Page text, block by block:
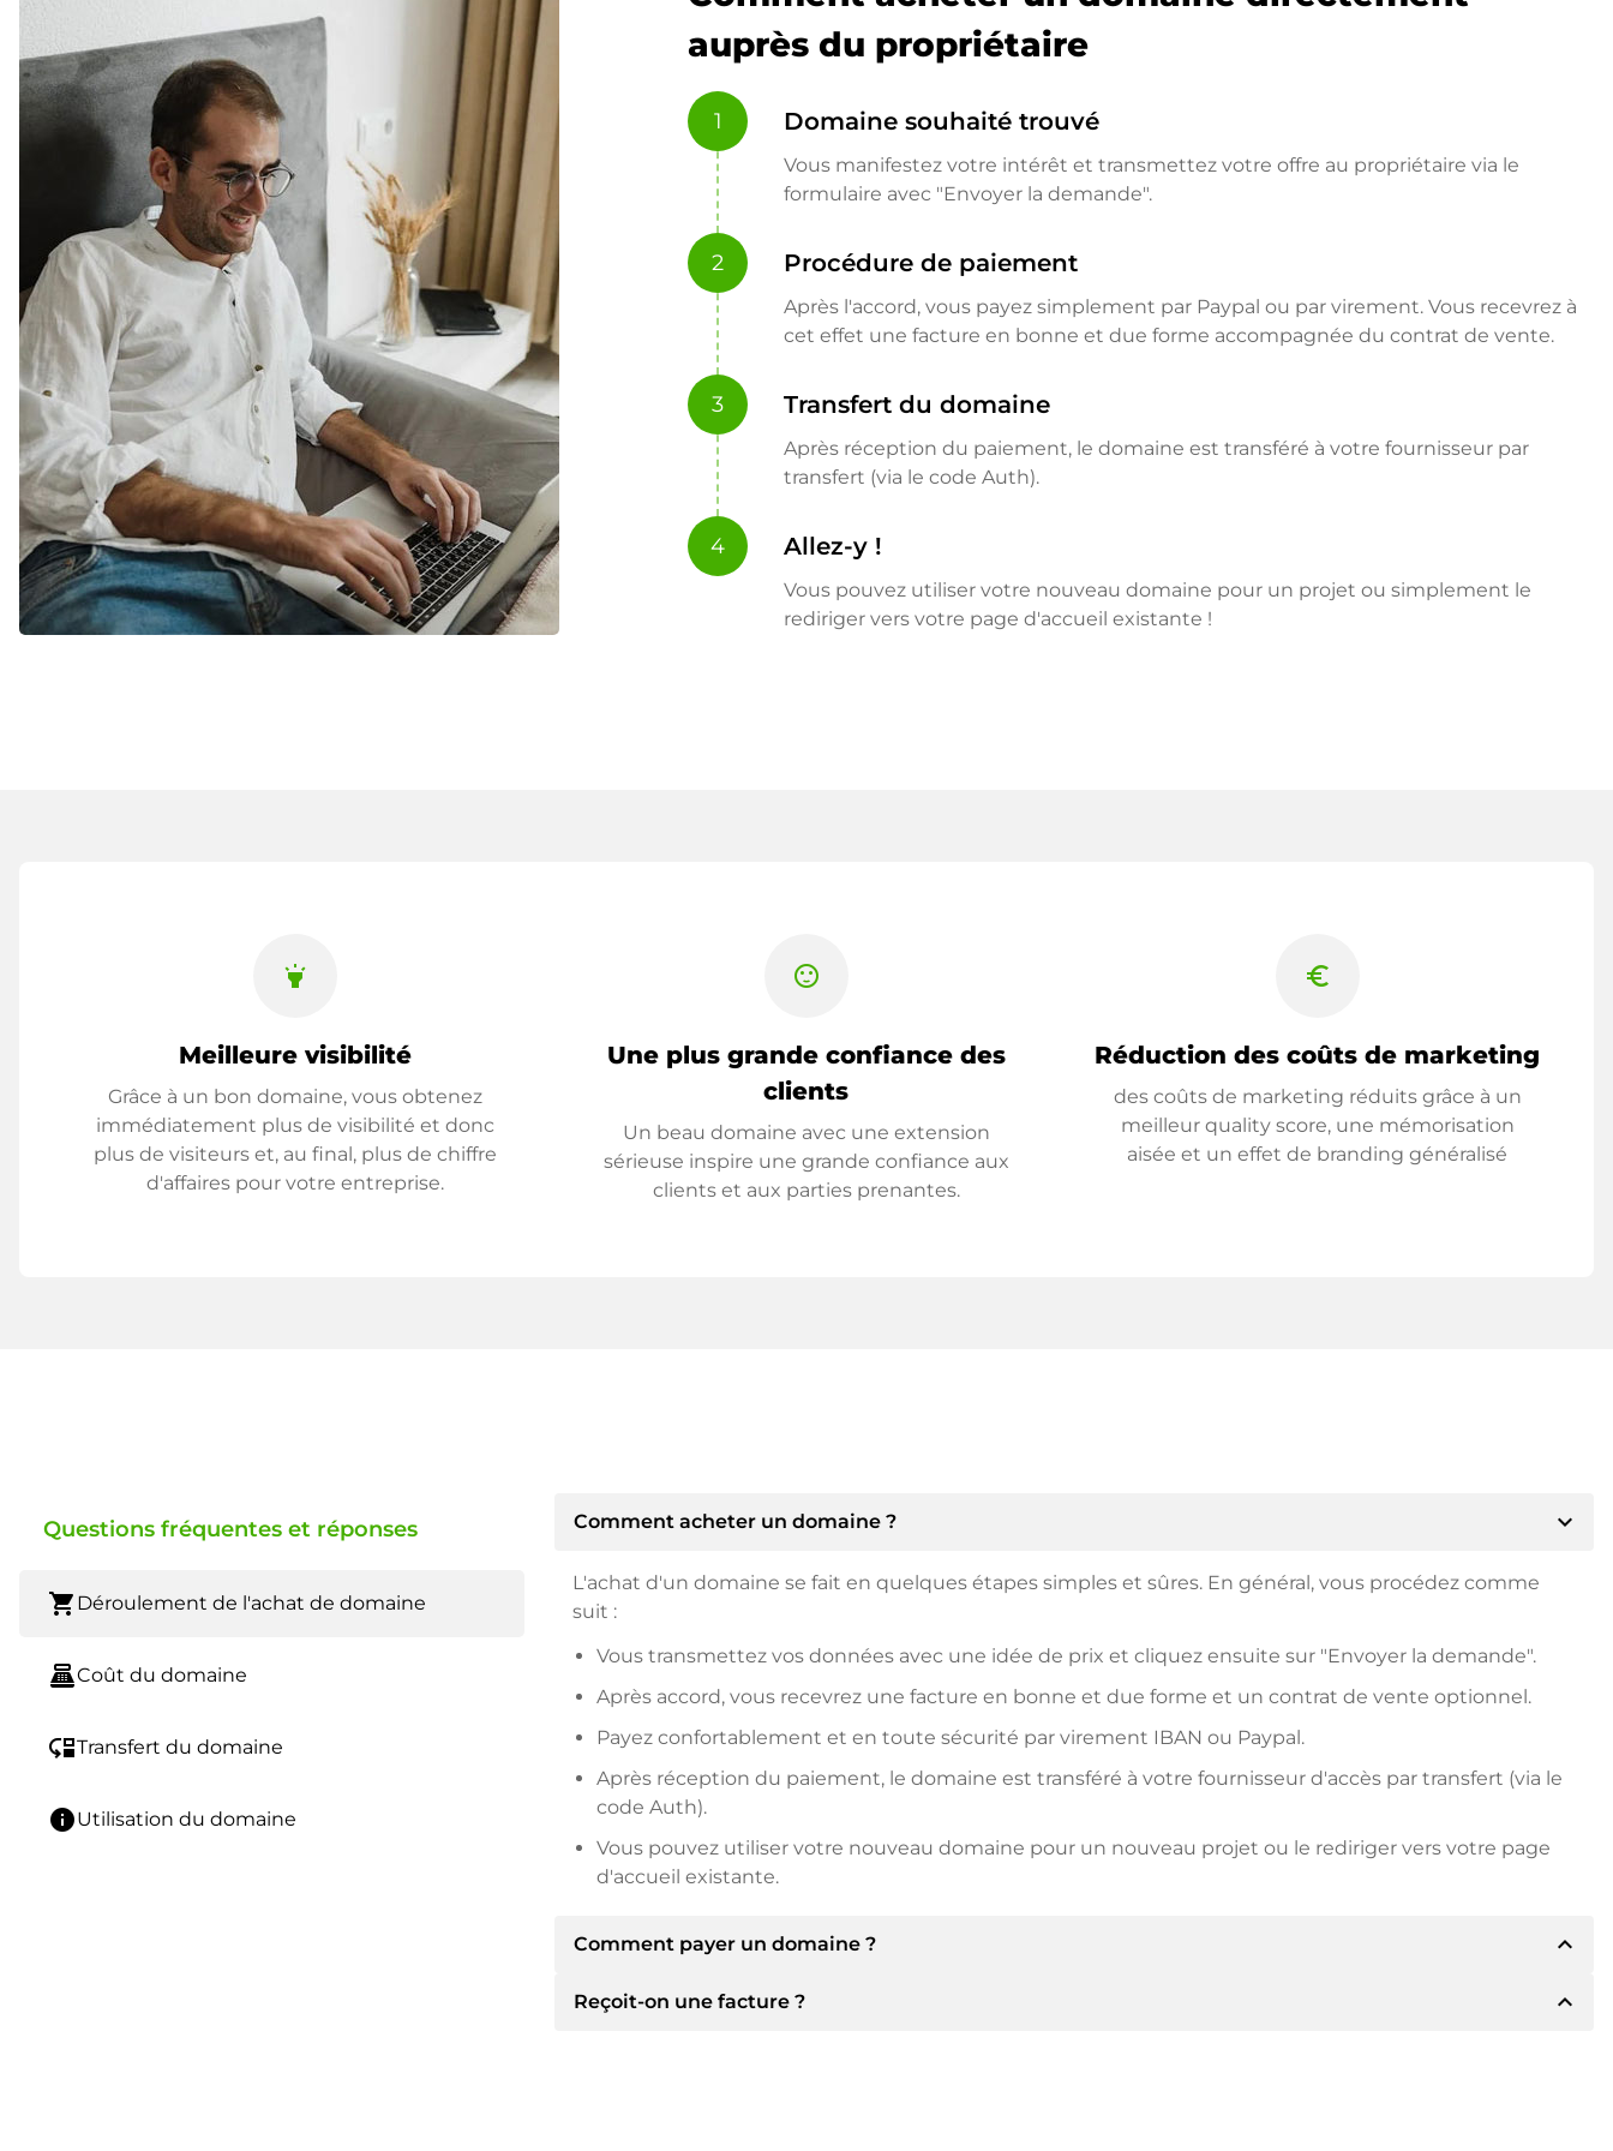
auprès du propriétaire
1 Domaine souhaité trouvé
Vous manifestez votre intérêt et transmettez votre offre au propriétaire via le
formulaire avec "Envoyer la demande".
2 Procédure de paiement
Après l'accord, vous payez simplement par Paypal ou par virement. Vous recevrez à
cet effet une facture en bonne et due forme accompagnée du contrat de vente.
3 Transfert du domaine
Après réception du paiement, le domaine est transféré à votre fournisseur par
transfert (via le code Auth).
4 Allez-y !
Vous pouvez utiliser votre nouveau domaine pour un projet ou simplement le
rediriger vers votre page d'accueil existante !
highlight
Meilleure visibilité
Grâce à un bon domaine, vous obtenez
immédiatement plus de visibilité et donc
plus de visiteurs et, au final, plus de chiffre
d'affaires pour votre entreprise.
sentiment_satisfied
Une plus grande confiance des
clients
Un beau domaine avec une extension
sérieuse inspire une grande confiance aux
clients et aux parties prenantes.
euro_symbol
Réduction des coûts de marketing
des coûts de marketing réduits grâce à un
meilleur quality score, une mémorisation
aisée et un effet de branding généralisé
Questions fréquentes et réponses
shopping_cart Déroulement de l'achat de domaine
point_of_saleCoût du domaine
move_downTransfert du domaine
infoUtilisation du domaine
Comment acheter un domaine ? expand_more
L'achat d'un domaine se fait en quelques étapes simples et sûres. En général, vous procédez comme
suit :
Vous transmettez vos données avec une idée de prix et cliquez ensuite sur "Envoyer la demande".
Après accord, vous recevrez une facture en bonne et due forme et un contrat de vente optionnel.
Payez confortablement et en toute sécurité par virement IBAN ou Paypal.
Après réception du paiement, le domaine est transféré à votre fournisseur d'accès par transfert (via le
code Auth).
Vous pouvez utiliser votre nouveau domaine pour un nouveau projet ou le rediriger vers votre page
d'accueil existante.
Comment payer un domaine ? expand_less
Après un accord, le titulaire vous communiquera les détails du paiement. Le titulaire vous
Reçoit-on une facture ? expand_less